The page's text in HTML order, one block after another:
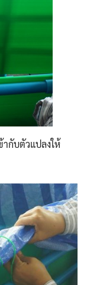
ากับตัวแปลงให้